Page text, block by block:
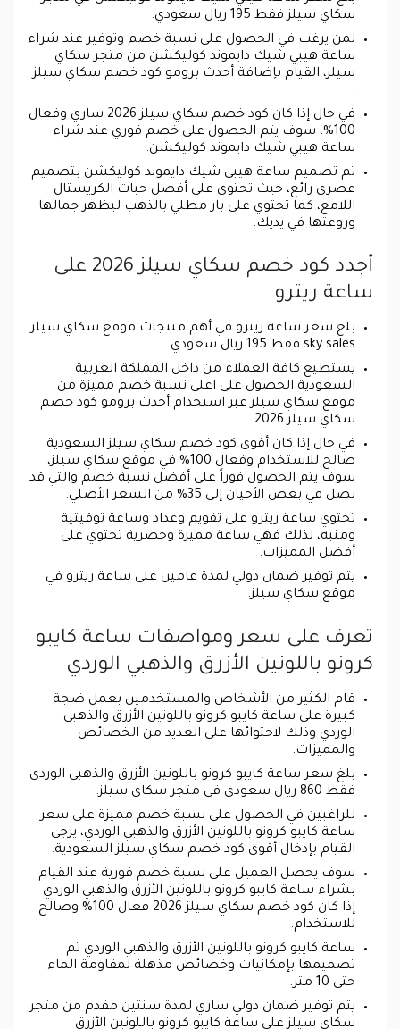
سكاي سيلز فقط 195 ريال سعودي.
لمن يرغب في الحصول على نسبة خصم وتوفير عند شراء
ساعة هيبي شيك دايموند كوليكشن من متجر سكاي
سيلز، القيام بإضافة أحدث برومو كود خصم سكاي سيلز
.
في حال إذا كان كود خصم سكاي سيلز 2026 ساري وفعال
100%، سوف يتم الحصول على خصم فوري عند شراء
ساعة هيبي شيك دايموند كوليكشن.
تم تصميم ساعة هيبي شيك دايموند كوليكشن بتصميم
عصري رائع، حيث تحتوي على أفضل حبات الكريستال
اللامع، كما تحتوي على بار مطلي بالذهب ليظهر جمالها
وروعتها في يديك.
أجدد كود خصم سكاي سيلز 2026 على
ساعة ريترو
بلغ سعر ساعة ريترو في أهم منتجات موقع سكاي سيلز
sky sales فقط 195 ريال سعودي.
يستطيع كافة العملاء من داخل المملكة العربية
السعودية الحصول على اعلى نسبة خصم مميزة من
موقع سكاي سيلز عبر استخدام أحدث برومو كود خصم
سكاي سيلز 2026.
في حال إذا كان أقوى كود خصم سكاي سيلز السعودية
صالح للاستخدام وفعال 100% في موقع سكاي سيلز،
سوف يتم الحصول فوراً على أفضل نسبة خصم والتي قد
تصل في بعض الأحيان إلى 35% من السعر الأصلي.
تحتوي ساعة ريترو على تقويم وعداد وساعة توقيتية
ومنبه، لذلك فهي ساعة مميزة وحصرية تحتوي على
أفضل المميزات.
يتم توفير ضمان دولي لمدة عامين على ساعة ريترو في
موقع سكاي سيلز.
تعرف على سعر ومواصفات ساعة كايبو
كرونو باللونين الأزرق والذهبي الوردي
قام الكثير من الأشخاص والمستخدمين بعمل ضجة
كبيرة على ساعة كايبو كرونو باللونين الأزرق والذهبي
الوردي وذلك لاحتوائها على العديد من الخصائص
والمميزات.
بلغ سعر ساعة كايبو كرونو باللونين الأزرق والذهبي الوردي
فقط 860 ريال سعودي في متجر سكاي سيلز.
للراغبين في الحصول على نسبة خصم مميزة على سعر
ساعة كايبو كرونو باللونين الأزرق والذهبي الوردي، يرجى
القيام بإدخال أقوى كود خصم سكاي سيلز السعودية.
سوف يحصل العميل على نسبة خصم فورية عند القيام
بشراء ساعة كايبو كرونو باللونين الأزرق والذهبي الوردي
إذا كان كود خصم سكاي سيلز 2026 فعال 100% وصالح
للاستخدام.
ساعة كايبو كرونو باللونين الأزرق والذهبي الوردي تم
تصميمها بإمكانيات وخصائص مذهلة لمقاومة الماء
حتى 10 متر.
يتم توفير ضمان دولي ساري لمدة سنتين مقدم من متجر
سكاي سيلز على ساعة كايبو كرونو باللونين الأزرق